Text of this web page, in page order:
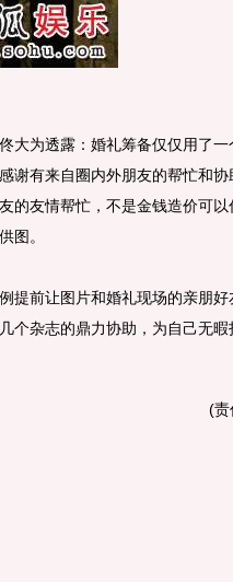
为透露：婚礼筹备仅仅用了一
谢有来自圈内外朋友的帮忙和
的友情帮忙，不是金钱造价可以
图。
前让图片和婚礼现场的亲朋好
个杂志的鼎力协助，为自己无
(责